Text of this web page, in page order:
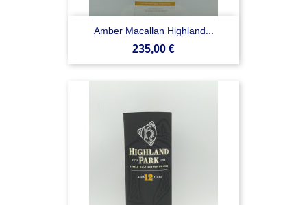
Amber Macallan Highland...
Prezzo
235,00 €